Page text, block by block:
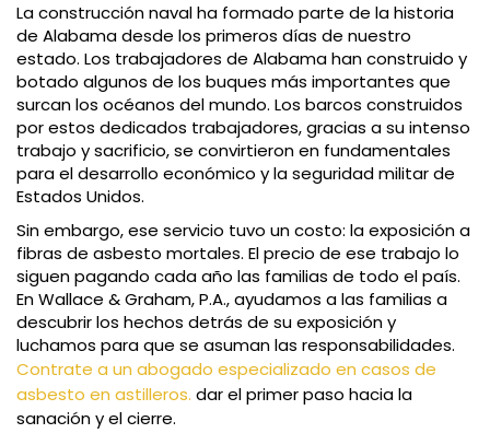
La construcción naval ha formado parte de la historia
de Alabama desde los primeros días de nuestro
estado. Los trabajadores de Alabama han construido y
botado algunos de los buques más importantes que
surcan los océanos del mundo. Los barcos construidos
por estos dedicados trabajadores, gracias a su intenso
trabajo y sacrificio, se convirtieron en fundamentales
para el desarrollo económico y la seguridad militar de
Estados Unidos.
Sin embargo, ese servicio tuvo un costo: la exposición a
fibras de asbesto mortales. El precio de ese trabajo lo
siguen pagando cada año las familias de todo el país.
En Wallace & Graham, P.A., ayudamos a las familias a
descubrir los hechos detrás de su exposición y
luchamos para que se asuman las responsabilidades.
Contrate a un abogado especializado en casos de
asbesto en astilleros. dar el primer paso hacia la
sanación y el cierre.